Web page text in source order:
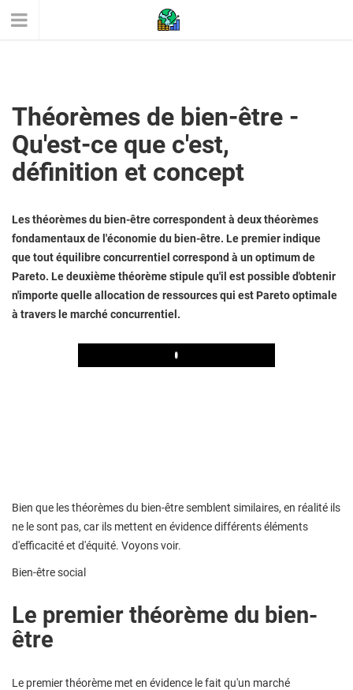
Théorèmes de bien-être -
Qu'est-ce que c'est,
définition et concept
Les théorèmes du bien-être correspondent à deux théorèmes
fondamentaux de l'économie du bien-être. Le premier indique
que tout équilibre concurrentiel correspond à un optimum de
Pareto. Le deuxième théorème stipule qu'il est possible d'obtenir
n'importe quelle allocation de ressources qui est Pareto optimale
à travers le marché concurrentiel.
Play
Bien que les théorèmes du bien-être semblent similaires, en réalité ils
ne le sont pas, car ils mettent en évidence différents éléments
d'efficacité et d'équité. Voyons voir.
Bien-être social
Le premier théorème du bien-
être
Le premier théorème met en évidence le fait qu'un marché